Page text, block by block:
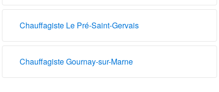
Chauffagiste Le Pré-Saint-Gervais
Chauffagiste Gournay-sur-Marne